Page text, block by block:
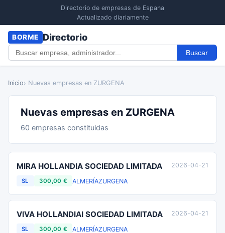
Directorio de empresas de Espana
Actualizado diariamente
BORME Directorio
Buscar
Inicio› Nuevas empresas en ZURGENA
Nuevas empresas en ZURGENA
60 empresas constituidas
MIRA HOLLANDIA SOCIEDAD LIMITADA
SL 300,00 € ALMERÍAZURGENA
2026-04-21
VIVA HOLLANDIAI SOCIEDAD LIMITADA
SL 300,00 € ALMERÍAZURGENA
2026-04-21